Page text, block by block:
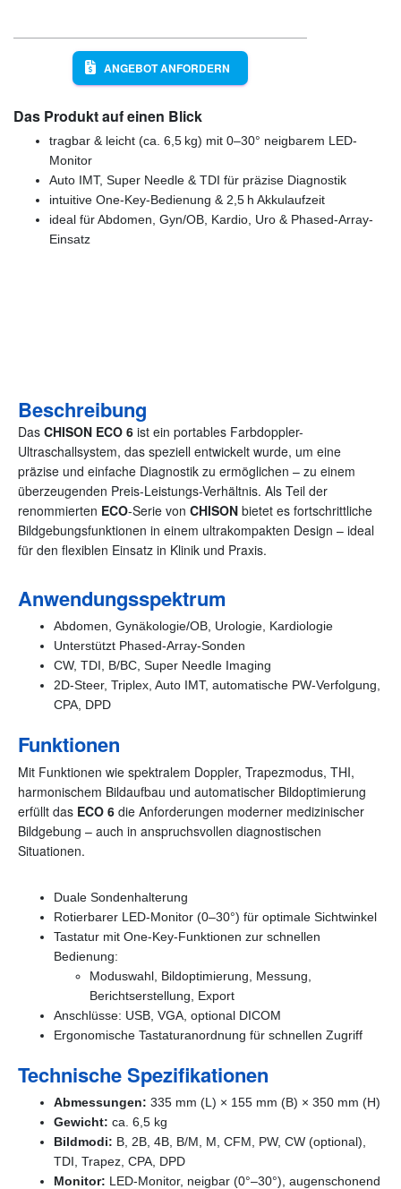
ANGEBOT ANFORDERN
Das Produkt auf einen Blick
tragbar & leicht (ca. 6,5 kg) mit 0–30° neigbarem LED-
Monitor
Auto IMT, Super Needle & TDI für präzise Diagnostik
intuitive One-Key-Bedienung & 2,5 h Akkulaufzeit
ideal für Abdomen, Gyn/OB, Kardio, Uro & Phased-Array-
Einsatz
Beschreibung
Das CHISON ECO 6 ist ein portables Farbdoppler-
Ultraschallsystem, das speziell entwickelt wurde, um eine
präzise und einfache Diagnostik zu ermöglichen – zu einem
überzeugenden Preis-Leistungs-Verhältnis. Als Teil der
renommierten ECO-Serie von CHISON bietet es fortschrittliche
Bildgebungsfunktionen in einem ultrakompakten Design – ideal
für den flexiblen Einsatz in Klinik und Praxis.
Anwendungsspektrum
Abdomen, Gynäkologie/OB, Urologie, Kardiologie
Unterstützt Phased-Array-Sonden
CW, TDI, B/BC, Super Needle Imaging
2D-Steer, Triplex, Auto IMT, automatische PW-Verfolgung,
CPA, DPD
Funktionen
Mit Funktionen wie spektralem Doppler, Trapezmodus, THI,
harmonischem Bildaufbau und automatischer Bildoptimierung
erfüllt das ECO 6 die Anforderungen moderner medizinischer
Bildgebung – auch in anspruchsvollen diagnostischen
Situationen.
Duale Sondenhalterung
Rotierbarer LED-Monitor (0–30°) für optimale Sichtwinkel
Tastatur mit One-Key-Funktionen zur schnellen
Bedienung:
Moduswahl, Bildoptimierung, Messung,
Berichtserstellung, Export
Anschlüsse: USB, VGA, optional DICOM
Ergonomische Tastaturanordnung für schnellen Zugriff
Technische Spezifikationen
Abmessungen: 335 mm (L) × 155 mm (B) × 350 mm (H)
Gewicht: ca. 6,5 kg
Bildmodi: B, 2B, 4B, B/M, M, CFM, PW, CW (optional),
TDI, Trapez, CPA, DPD
Monitor: LED-Monitor, neigbar (0°–30°), augenschonend